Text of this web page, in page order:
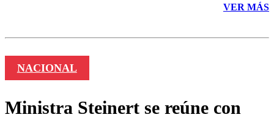
VER MÁS
NACIONAL
Ministra Steinert se reúne con